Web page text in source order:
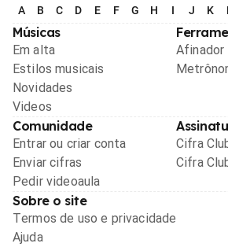
A B C D E F G H I J K
Músicas
Em alta
Estilos musicais
Novidades
Videos
Afinador
Comunidade
Entrar ou criar conta
Enviar cifras
Pedir videoaula
Cifra
Cifra
Sobre o site
Termos de uso e privacidade
Ajuda